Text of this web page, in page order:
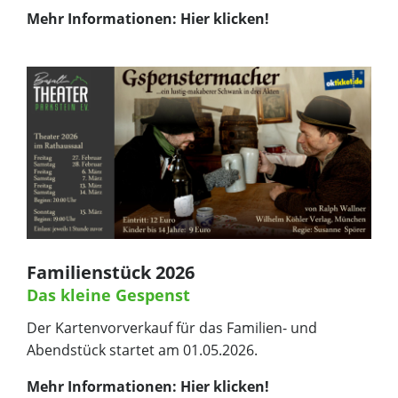
Mehr Informationen: Hier klicken!
Familienstück 2026
Das kleine Gespenst
Der Kartenvorverkauf für das Familien- und
Abendstück startet am 01.05.2026.
Mehr Informationen: Hier klicken!